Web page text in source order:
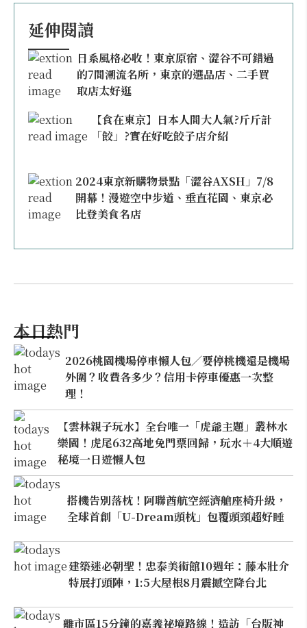
延伸閱讀
日系風格必收！東京原宿、澀谷不可錯過
的7間潮流名所，東京的選品店、二手買
取店太好逛
【食在東京】日本人間大人氣?斤斤計
「餃」?實在好吃餃子店介紹
2024東京新購物景點「澀谷AXSH」7/8
開幕！漫遊空中步道、垂直花園、東京必
比登美食名店
本日熱門
2026桃園機場停車懶人包／要停桃機還是機場
外圍？收費各多少？信用卡停車優惠一次整
理！
【雲林親子玩水】全台唯一「虎爺主題」叢林水
樂園！虎尾632高地免門票回歸，玩水＋4大順遊
秘境一日遊懶人包
搭機告別落枕！阿聯酋航空經濟艙座椅升級，
全球首創「U-Dream頭枕」包覆頭頸超好睡
建築迷必朝聖！忠泰美術館10週年：藤本壯介
特展打頭陣，1:5大屋根8月震撼空降台北
離市區15分鐘的嘉義祕境路線！造訪「台版神